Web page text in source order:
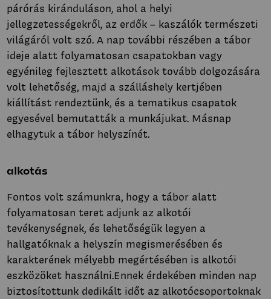
párórás kiránduláson, ahol a helyi
jellegzetességekről, az erdők – kaszálók természeti
világáról volt szó. A nap további részében a tábor
ideje alatt folyamatosan csapatokban vagy
egyénileg fejlesztett alkotások tovább dolgozására
volt lehetőség, majd a szálláshely kertjében
kiállítást rendeztünk, és a tematikus csapatok
egyesével bemutatták a munkájukat. Másnap
elhagytuk a tábor helyszínét.
alkotás
Fontos volt számunkra, hogy a tábor alatt
folyamatosan teret adjunk az alkotói
tevékenységnek, és lehetőségük legyen a
hallgatóknak a helyszín megismerésében és
karakterének mélyebb megértésében is alkotói
eszközöket használni.Ennek érdekében minden nap
biztosítottunk dedikált időt az alkotócsoportoknak